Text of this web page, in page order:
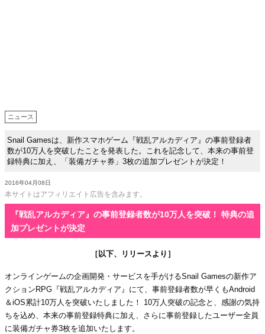
ニュース
Snail Gamesは、新作スマホゲーム『戦乱アルカディア』の事前登録者
数が10万人を突破したことを発表した。これを記念して、本来の事前登
録特典に加え、「装備ガチャ券」3枚の追加プレゼントが決定！
2016年04月08日
本サイトはアフィリエイト広告を含みます。
『戦乱アルカディア』の事前登録者数が10万人を突破！ 特典の追
加プレゼントが決定
［以下、リリースより］
オンラインゲームの企画開発・サービスを手がけるSnail Gamesの新作ア
クションRPG『戦乱アルカディア』にて、事前登録者数が早くもAndroid
＆iOS累計10万人を突破いたしました！ 10万人突破の記念と、感謝の気持
ちを込め、本来の事前登録特典に加え、さらに事前登録したユーザー全員
に装備ガチャ券3枚を追加いたします。